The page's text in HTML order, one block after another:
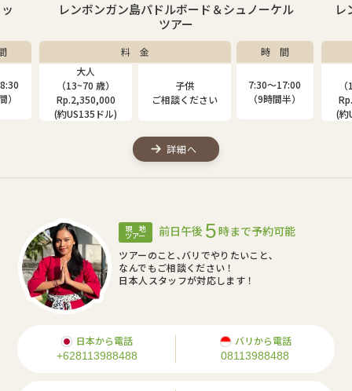
）
レンボンガン島マングローブ＆シュノーケルツ
アー
料 金
大人
（13~80 歳）
Rp.2,000,000
(約US115ドル)
（4~12 歳）
Rp.1,310,000
時 間
7:30〜17:00
（9時間半）
詳細へ
(約
現 地
ツアー 前日午後 5時まで予約可能
ツアーのこと､バリでやりたいこと､
なんでもご相談ください！
日本人スタッフが対応します！
日本から電話
+628113988488
バリから電話
08113988488